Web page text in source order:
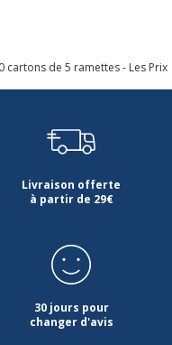
cartons de 5 ramettes - Les Prix
Livraison offerte
à partir de 29€
30 jours pour
changer d'avis